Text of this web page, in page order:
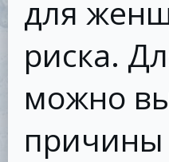
для
риска.
можно
причины